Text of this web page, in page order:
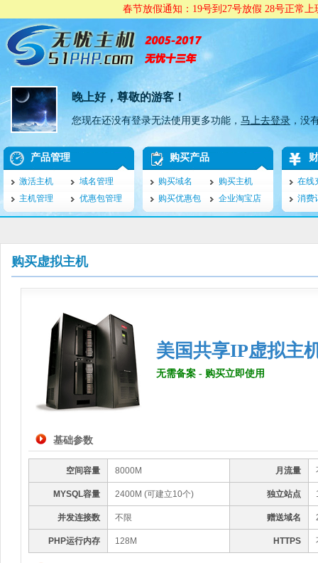
春节放假通知：19号到27号放假 28号正常
晚上好，尊敬的游客！
您现在还没有登录无法使用更多功能， 马上去登录 ，没
产品管理
激活主机
域名管理
主机管理
优惠包管理
购买产品
购买域名
购买主机
购买优惠包
企业淘宝店
在线
消费
购买虚拟主机
美国共享IP虚拟主
无需备案 - 购买立即使用
基础参数
空间容量 8000M 月流量
MYSQL容量 2400M (可建立10个) 独立站点
并发连接数 不限 赠送域名
PHP运行内存 128M HTTPS